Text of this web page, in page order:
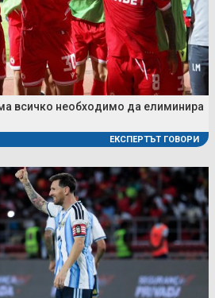
всичко необходимо да елиминира
ЕКСПЕРТЪТ ГОВОРИ